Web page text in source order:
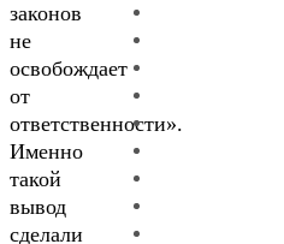
законов
не
освобождает
от
ответственности».
Именно
такой
вывод
сделали